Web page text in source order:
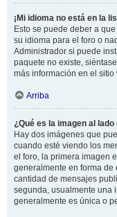
¡Mi idioma no está en la
Esto se puede deber a
su idioma para el foro o
Administrador si puede
paquete no existe,
más información en el sitio
Arriba
¿Qué es la imagen al
Hay dos imágenes que
cuando esté viendo los
el foro, la primera imagen
generalmente en forma
cantidad de mensajes
segunda, usualmente una
generalmente es única o